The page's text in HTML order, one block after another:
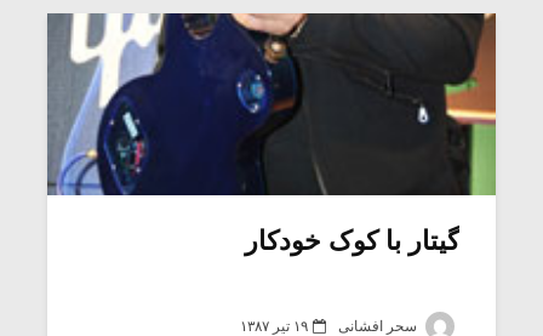
گیتار با کوک خودکار
سحر افشانی ۱۹ تیر ۱۳۸۷
میکلوش روژا موریس ژار